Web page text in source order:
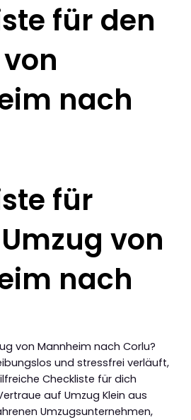
für den
nach
für
von
nach
von Mannheim nach Corlu?
und stressfrei verläuft,
Checkliste für dich
auf Umzug Klein aus
Umzugsunternehmen,